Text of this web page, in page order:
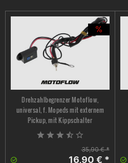
Drehzahlbegrenzer Motoflow,
universal, f. Mopeds mit externem
Pickup, mit Kippschalter
35,90 € *
16,90 € *